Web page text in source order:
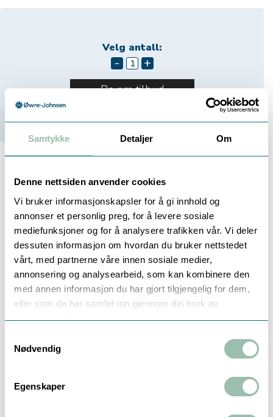
Samtykke Detaljer Om
Denne nettsiden anvender cookies
Vi bruker informasjonskapsler for å gi innhold og
annonser et personlig preg, for å levere sosiale
mediefunksjoner og for å analysere trafikken vår. Vi deler
dessuten informasjon om hvordan du bruker nettstedet
vårt, med partnerne våre innen sosiale medier,
annonsering og analysearbeid, som kan kombinere den
med annen informasjon du har gjort tilgjengelig for dem,
eller som de har samlet inn gjennom din bruk av
tjenestene deres.
Nødvendig
Egenskaper
Velg antall:
- +
Be om tilbud
7Stk i Trondheim
Beskrivelse Dokumentasjon Teknisk info
LORAWAN MODUL FOR SENSOSTAR
ENERGIMÅLER
Ettermonterbar LoRaWAN modul for
Muligheter for 3x pulsinnganger som lar deg